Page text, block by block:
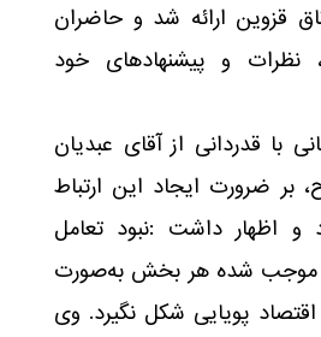
قزوین ارائه شد و حاضران
نظرات و پیشنهادهای خود
قدردانی از آقای عبدیان
بر ضرورت ایجاد این ارتباط
و اظهار داشت :نبود تعامل
موجب شده هر بخش به‌صورت
پویایی شکل نگیرد. وی